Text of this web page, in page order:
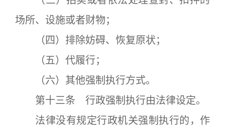
场所、设施或者财物；
（四）排除妨碍、恢复原状；
（五）代履行；
（六）其他强制执行方式。
第十三条 行政强制执行由法律设定。
法律没有规定行政机关强制执行的，作